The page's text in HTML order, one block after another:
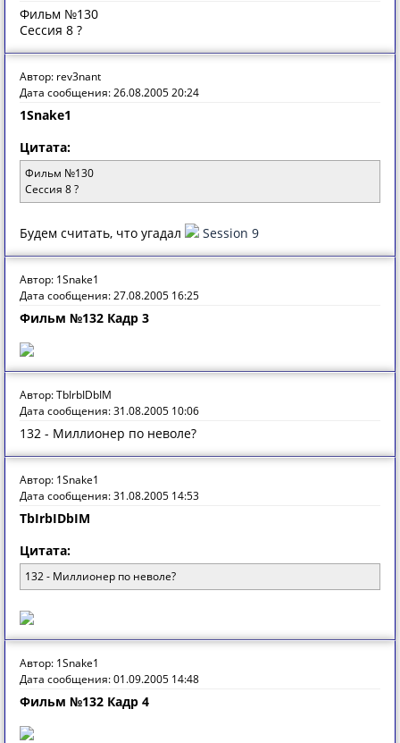
Фильм №130
Сессия 8 ?
Автор: rev3nant
Дата сообщения: 26.08.2005 20:24
1Snake1
Цитата:
Фильм №130
Сессия 8 ?
Будем считать, что угадал Session 9
Автор: 1Snake1
Дата сообщения: 27.08.2005 16:25
Фильм №132 Кадр 3
Автор: TbIrbIDbIM
Дата сообщения: 31.08.2005 10:06
132 - Миллионер по неволе?
Автор: 1Snake1
Дата сообщения: 31.08.2005 14:53
TbIrbIDbIM
Цитата:
132 - Миллионер по неволе?
Автор: 1Snake1
Дата сообщения: 01.09.2005 14:48
Фильм №132 Кадр 4